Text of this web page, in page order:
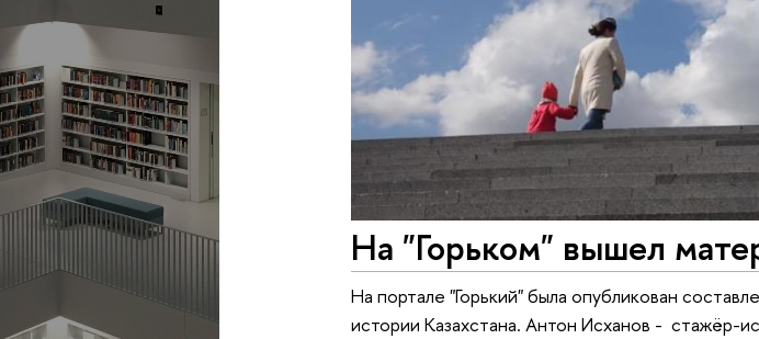
На "Горьком" вышел
На портале "Горький" была опубликован
истории Казахстана. Антон Исханов - стажёр-